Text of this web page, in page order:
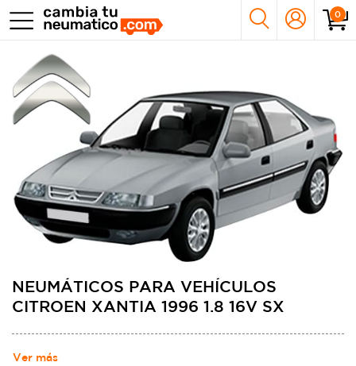
0
NEUMÁTICOS PARA VEHÍCULOS
CITROEN XANTIA 1996 1.8 16V SX
Ver más